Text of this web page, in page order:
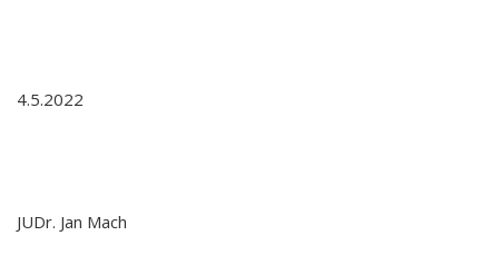
4.5.2022
JUDr. Jan Mach